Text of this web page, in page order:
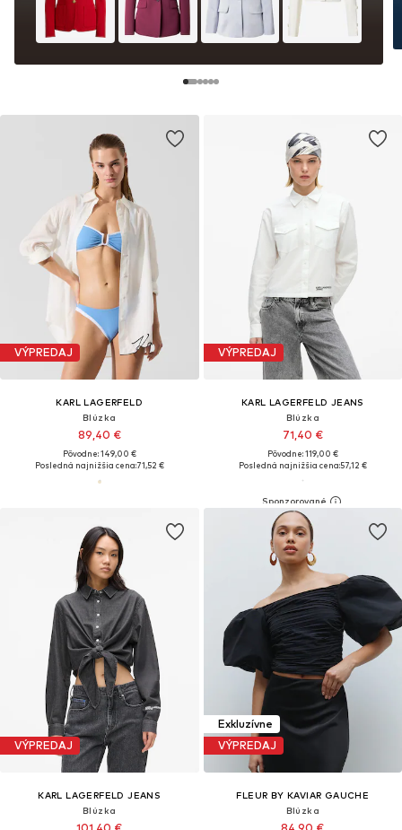
VÝPREDAJ
KARL LAGERFELD
Blúzka
89,40 €
Pôvodne: 149,00 €
Posledná najnižšia cena:71,52 €
VÝPREDAJ
KARL LAGERFELD JEANS
Blúzka
71,40 €
Pôvodne: 119,00 €
Posledná najnižšia cena:57,12 €
VÝPREDAJ
KARL LAGERFELD JEANS
Blúzka
Exkluzívne
VÝPREDAJ
FLEUR BY KAVIAR GAUCHE
Blúzka